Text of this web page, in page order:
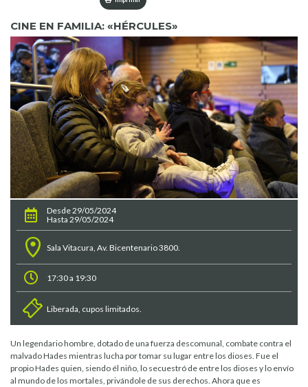
CINE EN FAMILIA: «HÉRCULES»
Desde 29/05/2024
Hasta 29/05/2024
Sala Vitacura, Av. Bicentenario 3800.
17:30 a 19:30
Liberada, cupos limitados.
Un legendario hombre, dotado de una fuerza descomunal, combate contra el
malvado Hades mientras lucha por tomar su lugar entre los dioses. Fue el
propio Hades quien, siendo él niño, lo secuestró de entre los dioses y lo envío
al mundo de los mortales, privándole de sus derechos. Ahora que es